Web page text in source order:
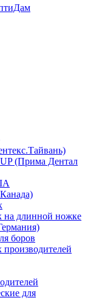
(Прима Дентал
на длинной ножке
боров
для